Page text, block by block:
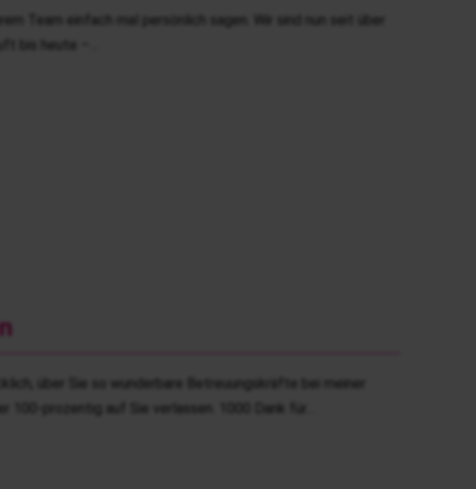
Team einfach mal persönlich sagen. Wir sind nun seit über
bis heute –…
über Sie so wunderbare Betreuungskräfte bei meiner
100-prozentig auf Sie verlassen. 1000 Dank für…